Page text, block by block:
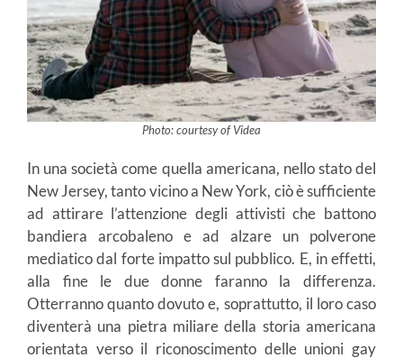
Photo: courtesy of Videa
In una società come quella americana, nello stato del
New Jersey, tanto vicino a New York, ciò è sufficiente
ad attirare l’attenzione degli attivisti che battono
bandiera arcobaleno e ad alzare un polverone
mediatico dal forte impatto sul pubblico. E, in effetti,
alla fine le due donne faranno la differenza.
Otterranno quanto dovuto e, soprattutto, il loro caso
diventerà una pietra miliare della storia americana
orientata verso il riconoscimento delle unioni gay